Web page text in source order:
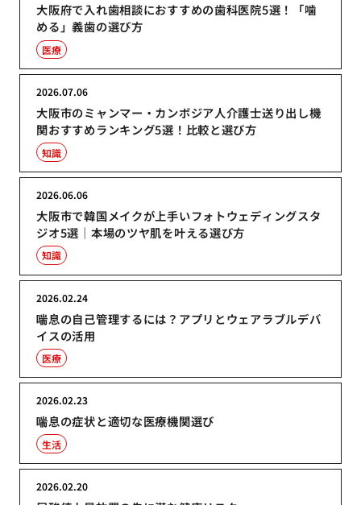
大阪府で入れ歯相談におすすめの歯科医院5選！「噛
める」義歯の選び方
医療
大阪市のミャンマー・カンボジア人介護士送り出し機
関おすすめランキング5選！比較と選び方
2026.07.06
知識
大阪市で韓国メイクが上手いフォトウェディングスタ
ジオ5選｜本場のツヤ肌を叶える選び方
2026.06.06
知識
喘息の自己管理するには？アプリとウェアラブルデバ
イスの活用
2026.02.24
医療
喘息の症状と適切な医療機関選び
2026.02.23
生活
2026.02.20